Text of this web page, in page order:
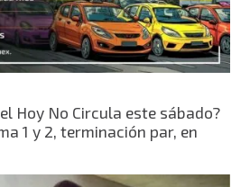
Hoy No Circula este sábado?
1 y 2, terminación par, en